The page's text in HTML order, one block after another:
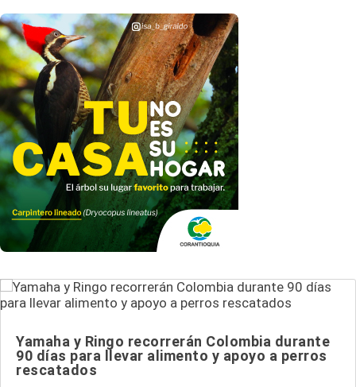
Yamaha y Ringo recorrerán Colombia durante
90 días para llevar alimento y apoyo a perros
rescatados